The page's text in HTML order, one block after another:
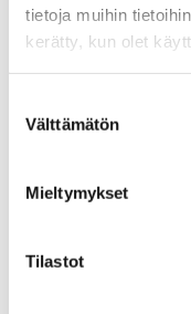
tietoja muihin
kerätty, kun olet
valinta
Välttämätön
Mieltymykset
Tilastot
Max [C]
Käyttölämpötila
Kotelointiluokka
Ex-suojaus Taso